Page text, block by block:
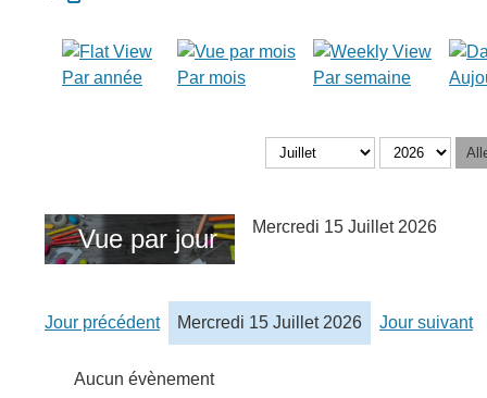
Par année Par mois Par semaine
Vue par jour Mercredi 15 Juillet 2026
Jour précédent Mercredi 15 Juillet 2026 Jour suivant
Aucun évènement